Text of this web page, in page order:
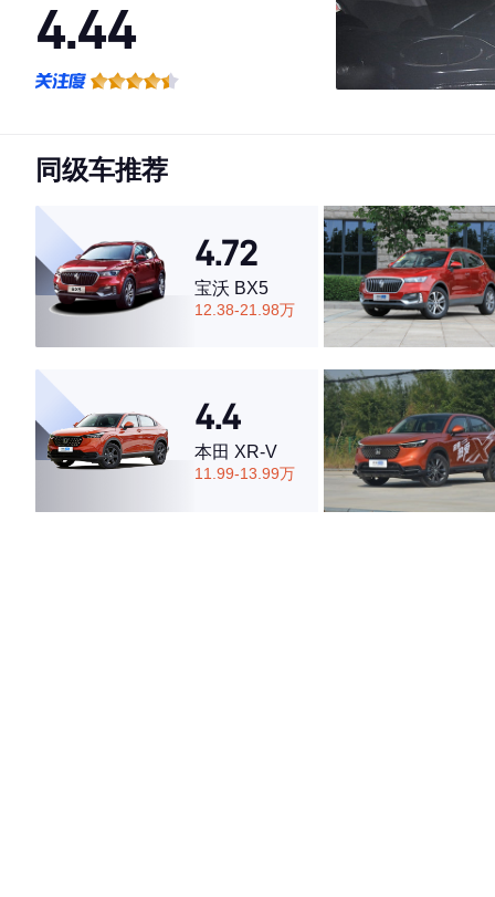
4.44
·空间表现一般，低于57%同级车
同级车推荐
4.72
宝沃 BX5
12.38-21.98万
4.4
本田 XR-V
11.99-13.99万